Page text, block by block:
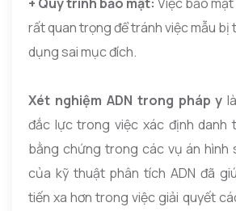
rất quan trọng để tránh việc mẫu bị
dụng sai mục đích.
Xét nghiệm ADN trong pháp y
đắc lực trong việc xác định danh
bằng chứng trong các vụ án hình
của kỹ thuật phân tích ADN đã
tiến xa hơn trong việc giải quyết